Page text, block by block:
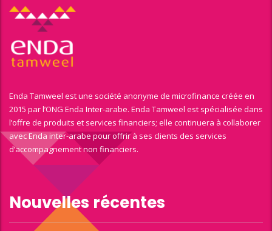
Enda Tamweel est une société anonyme de microfinance créée en
2015 par l’ONG Enda Inter-arabe. Enda Tamweel est spécialisée dans
l’offre de produits et services financiers; elle continuera à collaborer
avec Enda inter-arabe pour offrir à ses clients des services
d’accompagnement non financiers.
Nouvelles récentes